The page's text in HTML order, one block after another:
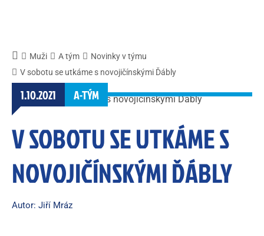
Muži A tým
Novinky v týmu
V sobotu se utkáme s novojičínskými Ďábly
1.10.2021 A-TÝM
V SOBOTU SE UTKÁME S
NOVOJIČÍNSKÝMI ĎÁBLY
Autor: Jiří Mráz